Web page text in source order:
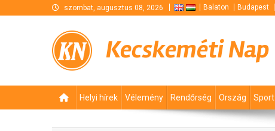
szombat, augusztus 08, 2026 Balaton Budapest
Kecskeméti Nap
Helyi hírek Vélemény Rendőrség Ország Sport